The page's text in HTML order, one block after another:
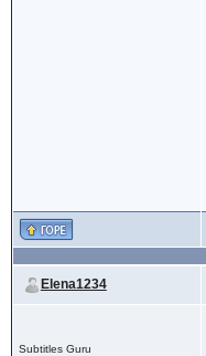
Elena1234
Subtitles Guru